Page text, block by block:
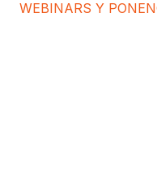
WEBINARS Y